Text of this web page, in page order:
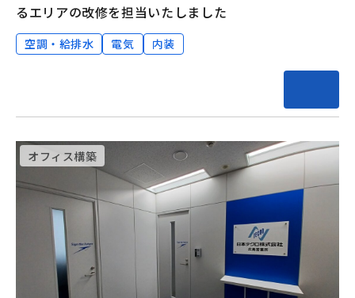
るエリアの改修を担当いたしました
空調・給排水 電気 内装
オフィス構築